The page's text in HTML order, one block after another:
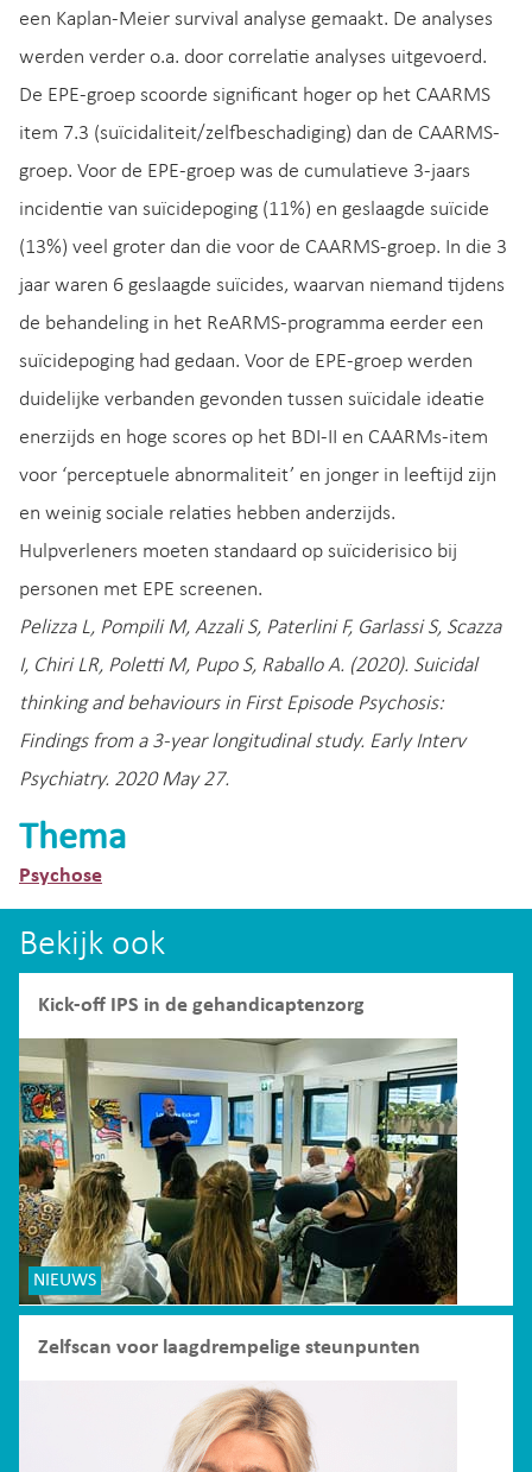
een Kaplan-Meier survival analyse gemaakt. De analyses
werden verder o.a. door correlatie analyses uitgevoerd.
De EPE-groep scoorde significant hoger op het CAARMS
item 7.3 (suïcidaliteit/zelfbeschadiging) dan de CAARMS-
groep. Voor de EPE-groep was de cumulatieve 3-jaars
incidentie van suïcidepoging (11%) en geslaagde suïcide
(13%) veel groter dan die voor de CAARMS-groep. In die 3
jaar waren 6 geslaagde suïcides, waarvan niemand tijdens
de behandeling in het ReARMS-programma eerder een
suïcidepoging had gedaan. Voor de EPE-groep werden
duidelijke verbanden gevonden tussen suïcidale ideatie
enerzijds en hoge scores op het BDI-II en CAARMs-item
voor ‘perceptuele abnormaliteit’ en jonger in leeftijd zijn
en weinig sociale relaties hebben anderzijds.
Hulpverleners moeten standaard op suïciderisico bij
personen met EPE screenen.
Pelizza L, Pompili M, Azzali S, Paterlini F, Garlassi S, Scazza
I, Chiri LR, Poletti M, Pupo S, Raballo A. (2020). Suicidal
thinking and behaviours in First Episode Psychosis:
Findings from a 3-year longitudinal study. Early Interv
Psychiatry. 2020 May 27.
Thema
Psychose
Bekijk ook
Kick-off IPS in de gehandicaptenzorg
NIEUWS
Zelfscan voor laagdrempelige steunpunten